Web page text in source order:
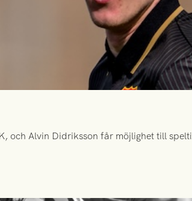
och Alvin Didriksson får möjlighet till